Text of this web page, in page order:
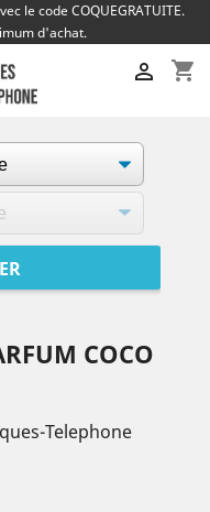
le code COQUEGRATUITE.
d'achat.
shopping_cart

COCO
Telephone